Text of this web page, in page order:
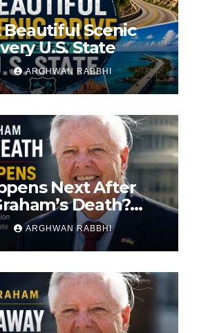
Scenic
U.S. State
ARGHWAN RABBHI
Next After
Death?
Senate Seat
Election
ARGHWAN RABBHI